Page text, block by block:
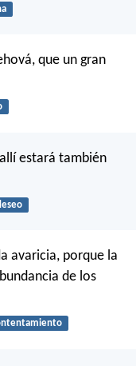
que un gran
estará también
avaricia, porque la
de los